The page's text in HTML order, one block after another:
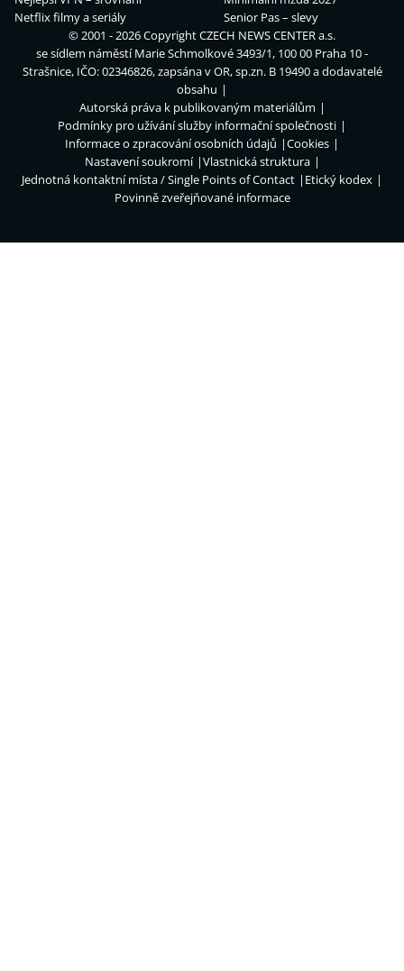
Netflix filmy a seriály
Senior Pas – slevy
© 2001 - 2026 CopyrightCZECH NEWS CENTER a.s.
se sídlem náměstí Marie Schmolkové 3493/1, 100 00 Praha 10 -
Strašnice, IČO: 02346826, zapsána v OR, sp.zn. B 19490 a dodavatelé
obsahu
Autorská práva k publikovaným materiálům
Podmínky pro užívání služby informační společnosti
Informace o zpracování osobních údajů
Cookies
Nastavení soukromí
Vlastnická struktura
Jednotná kontaktní místa / Single Points of Contact
Etický kodex
Povinně zveřejňované informace